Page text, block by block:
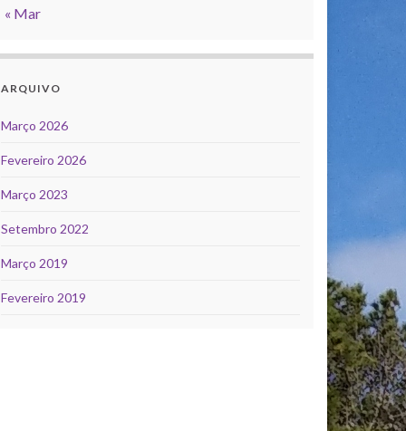
« Mar
ARQUIVO
Março 2026
Fevereiro 2026
Março 2023
Setembro 2022
Março 2019
Fevereiro 2019